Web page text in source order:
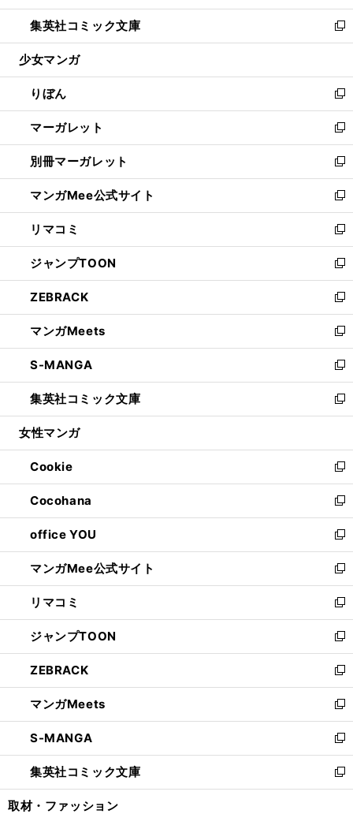
開
く
ウ
で
開
ン
ド
ウ
開
く
ウ
ィ
ン
ウ
で
開
く
し
い
ウ
ン
ド
ウ
で
開
く
集英社コミック文庫
新
し
ウ
ィ
ン
ド
ウ
で
開
く
少女マンガ
りぼん
新
し
い
ウ
ィ
ン
ド
ウ
で
開
く
マーガレット
新
し
い
ウ
ィ
ン
ド
ウ
で
開
く
別冊マーガレット
新
し
い
ウ
ィ
ン
ド
ウ
で
開
く
マンガMee公式サイト
新
し
い
ウ
ィ
ン
ド
ウ
で
開
く
リマコミ
新
し
い
ウ
ィ
ン
ド
ウ
で
開
く
ジャンプTOON
新
し
い
ウ
ィ
ン
ド
ウ
で
開
ZEBRACK
新
し
い
ウ
ィ
ン
ド
ウ
開
く
マンガMeets
新
し
い
ウ
ィ
ン
ウ
で
開
く
S-MANGA
新
し
い
ウ
ン
ド
ウ
で
開
く
集英社コミック文庫
新
し
ウ
ィ
ン
ド
ウ
で
開
く
女性マンガ
Cookie
新
し
い
ウ
ィ
ン
ド
ウ
で
開
く
Cocohana
新
し
い
ウ
ィ
ン
ド
ウ
で
開
く
office YOU
新
し
い
ウ
ィ
ン
ド
ウ
で
開
く
マンガMee公式サイト
新
し
い
ウ
ィ
ン
ド
ウ
で
開
く
リマコミ
新
し
い
ウ
ィ
ン
ド
ウ
で
開
く
ジャンプTOON
新
し
い
ウ
ィ
ン
ド
ウ
で
開
ZEBRACK
新
し
い
ウ
ィ
ン
ド
ウ
マンガMeets
新
し
い
ウ
ィ
ン
S-MANGA
新
し
い
ウ
集英社コミック文庫
新
し
取材・ファッション